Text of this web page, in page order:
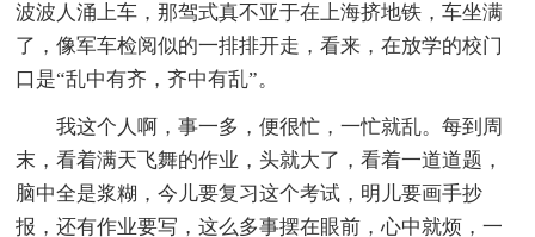
波波人涌上车，那驾式真不亚于在上海挤地铁，车坐满
了，像军车检阅似的一排排开走，看来，在放学的校门
口是“乱中有齐，齐中有乱”。
我这个人啊，事一多，便很忙，一忙就乱。每到周
末，看着满天飞舞的作业，头就大了，看着一道道题，
脑中全是浆糊，今儿要复习这个考试，明儿要画手抄
报，还有作业要写，这么多事摆在眼前，心中就烦，一